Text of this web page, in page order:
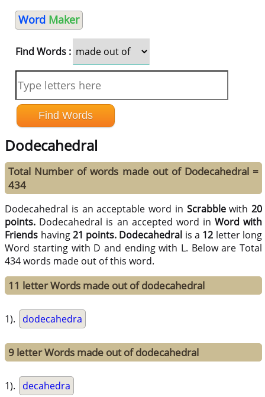
Word Maker
Find Words :
Dodecahedral
Total Number of words made out of Dodecahedral =
434
Dodecahedral is an acceptable word in Scrabblewith 20
points. Dodecahedral is an accepted word in Word with
Friends having21 points. Dodecahedral is a 12 letter long
Word starting with D and ending with L. Below are Total
434 words made out of this word.
11 letter Words made out of dodecahedral
1). dodecahedra
9 letter Words made out of dodecahedral
1). decahedra